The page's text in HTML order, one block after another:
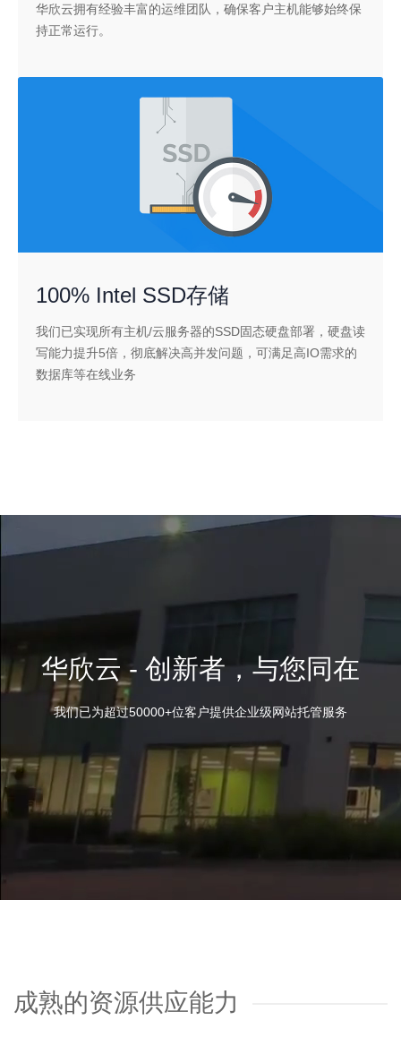
华欣云拥有经验丰富的运维团队，确保客户主机能够始终保
持正常运行。
100% Intel SSD存储
我们已实现所有主机/云服务器的SSD固态硬盘部署，硬盘读
写能力提升5倍，彻底解决高并发问题，可满足高IO需求的
数据库等在线业务
华欣云 - 创新者，与您同在
我们已为超过50000+位客户提供企业级网站托管服务
成熟的资源供应能力